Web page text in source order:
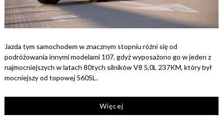
Jazda tym samochodem w znacznym stopniu różni się od
podróżowania innymi modelami 107, gdyż wyposażono go w jeden z
najmocniejszych w latach 80tych silników V8 5,0L 237KM, który był
mocniejszy od topowej 560SL.
Więcej